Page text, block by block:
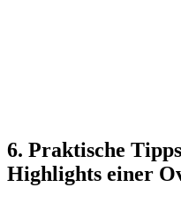
6. Praktische
Highlights einer